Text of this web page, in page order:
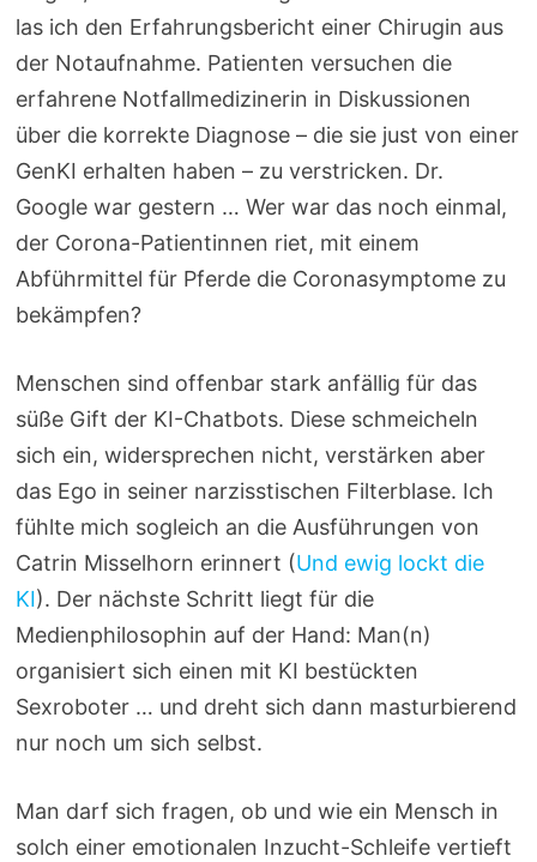
las ich den Erfahrungsbericht einer Chirugin aus
der Notaufnahme. Patienten versuchen die
erfahrene Notfallmedizinerin in Diskussionen
über die korrekte Diagnose – die sie just von einer
GenKI erhalten haben – zu verstricken. Dr.
Google war gestern … Wer war das noch einmal,
der Corona-Patientinnen riet, mit einem
Abführmittel für Pferde die Coronasymptome zu
bekämpfen?
Menschen sind offenbar stark anfällig für das
süße Gift der KI-Chatbots. Diese schmeicheln
sich ein, widersprechen nicht, verstärken aber
das Ego in seiner narzisstischen Filterblase. Ich
fühlte mich sogleich an die Ausführungen von
Catrin Misselhorn erinnert (Und ewig lockt die
KI). Der nächste Schritt liegt für die
Medienphilosophin auf der Hand: Man(n)
organisiert sich einen mit KI bestückten
Sexroboter … und dreht sich dann masturbierend
nur noch um sich selbst.
Man darf sich fragen, ob und wie ein Mensch in
solch einer emotionalen Inzucht-Schleife vertieft